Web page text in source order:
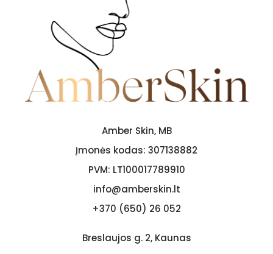
Amber Skin, MB
Įmonės kodas: 307138882
PVM: LT100017789910
info@amberskin.lt
+370 (650) 26 052
Breslaujos g. 2, Kaunas